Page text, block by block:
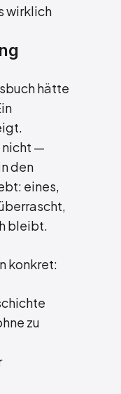
wirklich
hätte
nicht —
den
eines,
bleibt.
konkret:
zu